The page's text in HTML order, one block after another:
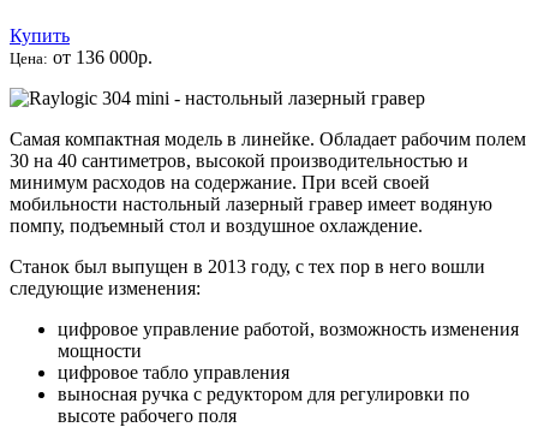
Купить
Цена: от 136 000р.
Самая компактная модель в линейке. Обладает рабочим полем
30 на 40 сантиметров, высокой производительностью и
минимум расходов на содержание. При всей своей
мобильности настольный лазерный гравер имеет водяную
помпу, подъемный стол и воздушное охлаждение.
Станок был выпущен в 2013 году, с тех пор в него вошли
следующие изменения:
цифровое управление работой, возможность изменения
мощности
цифровое табло управления
выносная ручка с редуктором для регулировки по
высоте рабочего поля